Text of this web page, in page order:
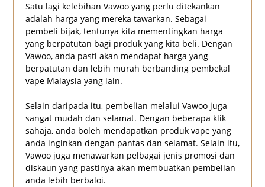
Satu lagi kelebihan Vawoo yang perlu ditekankan
adalah harga yang mereka tawarkan. Sebagai
pembeli bijak, tentunya kita mementingkan harga
yang berpatutan bagi produk yang kita beli. Dengan
Vawoo, anda pasti akan mendapat harga yang
berpatutan dan lebih murah berbanding pembekal
vape Malaysia yang lain.
Selain daripada itu, pembelian melalui Vawoo juga
sangat mudah dan selamat. Dengan beberapa klik
sahaja, anda boleh mendapatkan produk vape yang
anda inginkan dengan pantas dan selamat. Selain itu,
Vawoo juga menawarkan pelbagai jenis promosi dan
diskaun yang pastinya akan membuatkan pembelian
anda lebih berbaloi.